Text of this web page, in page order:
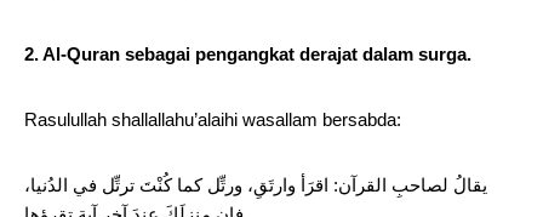
2. Al-Quran sebagai pengangkat derajat dalam surga.
Rasulullah shallallahu’alaihi wasallam bersabda:
يقالُ لصاحبِ القرآن: اقرَأ وارتَقِ، ورتِّل كما كُنْتَ ترتِّل في الدُنيا،